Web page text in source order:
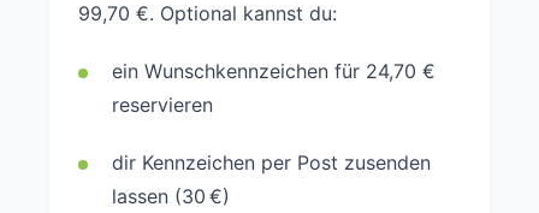
99,70 €. Optional kannst du:
ein Wunschkennzeichen für 24,70 €
reservieren
dir Kennzeichen per Post zusenden
lassen (30 €)